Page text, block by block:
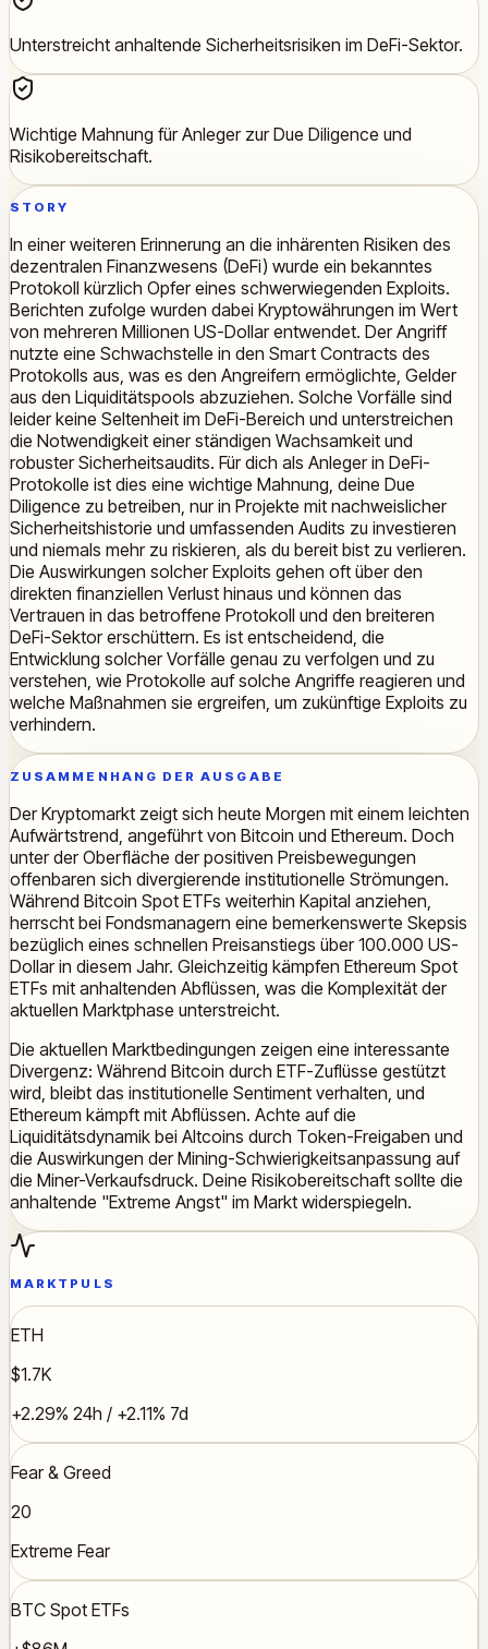
Unterstreicht anhaltende Sicherheitsrisiken im DeFi-Sektor.
Wichtige Mahnung für Anleger zur Due Diligence und
Risikobereitschaft.
STORY
In einer weiteren Erinnerung an die inhärenten Risiken des
dezentralen Finanzwesens (DeFi) wurde ein bekanntes
Protokoll kürzlich Opfer eines schwerwiegenden Exploits.
Berichten zufolge wurden dabei Kryptowährungen im Wert
von mehreren Millionen US-Dollar entwendet. Der Angriff
nutzte eine Schwachstelle in den Smart Contracts des
Protokolls aus, was es den Angreifern ermöglichte, Gelder
aus den Liquiditätspools abzuziehen. Solche Vorfälle sind
leider keine Seltenheit im DeFi-Bereich und unterstreichen
die Notwendigkeit einer ständigen Wachsamkeit und
robuster Sicherheitsaudits. Für dich als Anleger in DeFi-
Protokolle ist dies eine wichtige Mahnung, deine Due
Diligence zu betreiben, nur in Projekte mit nachweislicher
Sicherheitshistorie und umfassenden Audits zu investieren
und niemals mehr zu riskieren, als du bereit bist zu verlieren.
Die Auswirkungen solcher Exploits gehen oft über den
direkten finanziellen Verlust hinaus und können das
Vertrauen in das betroffene Protokoll und den breiteren
DeFi-Sektor erschüttern. Es ist entscheidend, die
Entwicklung solcher Vorfälle genau zu verfolgen und zu
verstehen, wie Protokolle auf solche Angriffe reagieren und
welche Maßnahmen sie ergreifen, um zukünftige Exploits zu
verhindern.
ZUSAMMENHANG DER AUSGABE
Der Kryptomarkt zeigt sich heute Morgen mit einem leichten
Aufwärtstrend, angeführt von Bitcoin und Ethereum. Doch
unter der Oberfläche der positiven Preisbewegungen
offenbaren sich divergierende institutionelle Strömungen.
Während Bitcoin Spot ETFs weiterhin Kapital anziehen,
herrscht bei Fondsmanagern eine bemerkenswerte Skepsis
bezüglich eines schnellen Preisanstiegs über 100.000 US-
Dollar in diesem Jahr. Gleichzeitig kämpfen Ethereum Spot
ETFs mit anhaltenden Abflüssen, was die Komplexität der
aktuellen Marktphase unterstreicht.
Die aktuellen Marktbedingungen zeigen eine interessante
Divergenz: Während Bitcoin durch ETF-Zuflüsse gestützt
wird, bleibt das institutionelle Sentiment verhalten, und
Ethereum kämpft mit Abflüssen. Achte auf die
Liquiditätsdynamik bei Altcoins durch Token-Freigaben und
die Auswirkungen der Mining-Schwierigkeitsanpassung auf
die Miner-Verkaufsdruck. Deine Risikobereitschaft sollte die
anhaltende "Extreme Angst" im Markt widerspiegeln.
MARKTPULS
ETH
$1.7K
+2.29% 24h / +2.11% 7d
Fear & Greed
20
Extreme Fear
BTC Spot ETFs